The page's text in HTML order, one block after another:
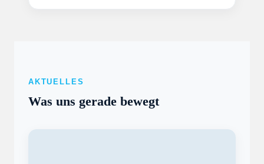
AKTUELLES
Was uns gerade bewegt